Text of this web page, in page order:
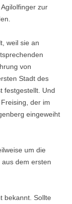
zur
weil sie an
von
Stadt des
festgestellt. Und
der im
eingeweiht
um die
dem ersten
bekannt. Sollte